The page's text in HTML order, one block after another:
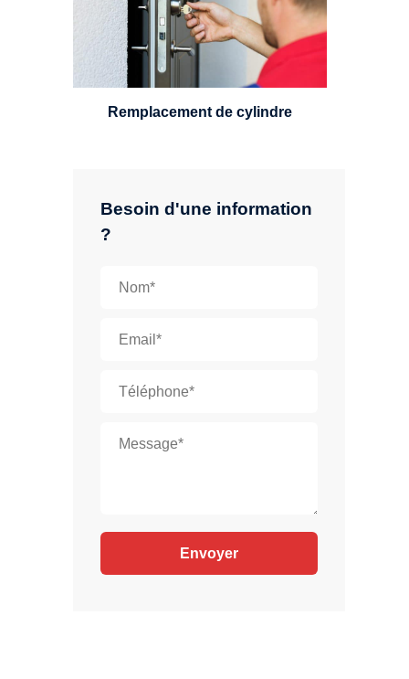
Besoin d'une information
?
standard, à 5 leviers ou à 3
leviers, Mul-T-Lock ou encore
multipoints.
Remplacement de cylindre